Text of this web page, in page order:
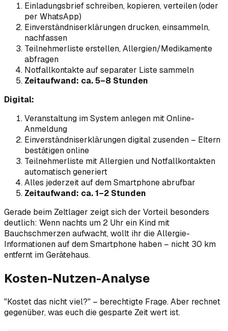
Einladungsbrief schreiben, kopieren, verteilen (oder
per WhatsApp)
Einverständniserklärungen drucken, einsammeln,
nachfassen
Teilnehmerliste erstellen, Allergien/Medikamente
abfragen
Notfallkontakte auf separater Liste sammeln
Zeitaufwand: ca. 5–8 Stunden
Digital:
Veranstaltung im System anlegen mit Online-
Anmeldung
Einverständniserklärungen digital zusenden – Eltern
bestätigen online
Teilnehmerliste mit Allergien und Notfallkontakten
automatisch generiert
Alles jederzeit auf dem Smartphone abrufbar
Zeitaufwand: ca. 1–2 Stunden
Gerade beim Zeltlager zeigt sich der Vorteil besonders
deutlich: Wenn nachts um 2 Uhr ein Kind mit
Bauchschmerzen aufwacht, wollt ihr die Allergie-
Informationen auf dem Smartphone haben – nicht 30 km
entfernt im Gerätehaus.
Kosten-Nutzen-Analyse
"Kostet das nicht viel?" – berechtigte Frage. Aber rechnet
gegenüber, was euch die gesparte Zeit wert ist.